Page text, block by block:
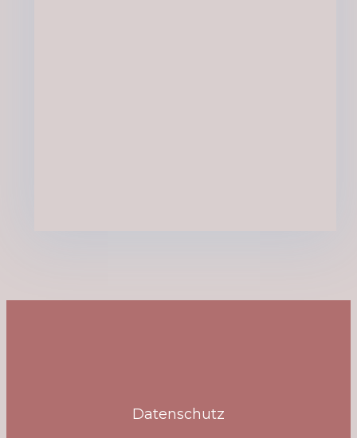
Datenschutz